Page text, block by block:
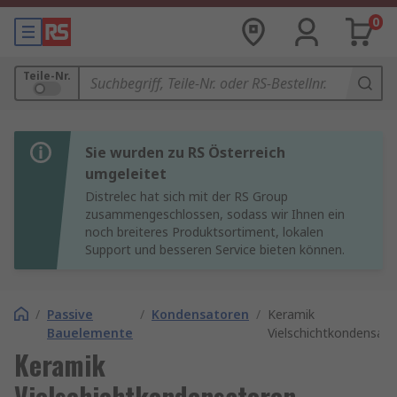
0
Teile-Nr.
Sie wurden zu RS Österreich
umgeleitet
Distrelec hat sich mit der RS Group
zusammengeschlossen, sodass wir Ihnen ein
noch breiteres Produktsortiment, lokalen
Support und besseren Service bieten können.
/ Passive
Bauelemente
/ Kondensatoren / Keramik
Keramik